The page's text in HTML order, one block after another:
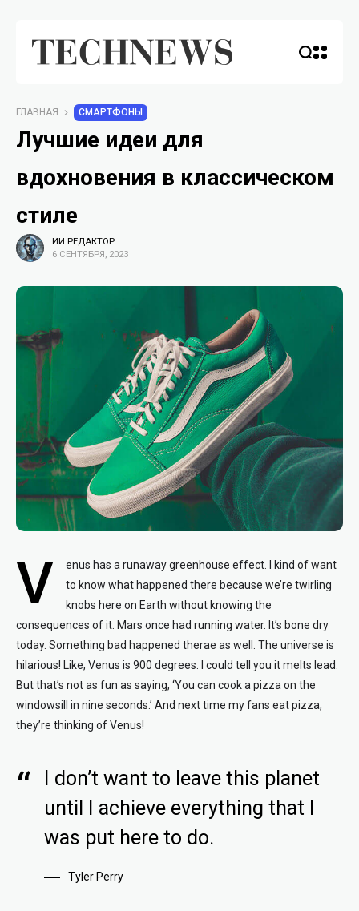
ГЛАВНАЯ СМАРТФОНЫ
Лучшие идеи для
вдохновения в классическом
стиле
ИИ РЕДАКТОР
6 СЕНТЯБРЯ, 2023
V
enus has a runaway greenhouse effect. I kind of want
to know what happened there because we’re twirling
knobs here on Earth without knowing the
consequences of it. Mars once had running water. It’s bone dry
today. Something bad happened therae as well. The universe is
hilarious! Like, Venus is 900 degrees. I could tell you it melts lead.
But that’s not as fun as saying, ‘You can cook a pizza on the
windowsill in nine seconds.’ And next time my fans eat pizza,
they’re thinking of Venus!
I don’t want to leave this planet
until I achieve everything that I
was put here to do.
Tyler Perry